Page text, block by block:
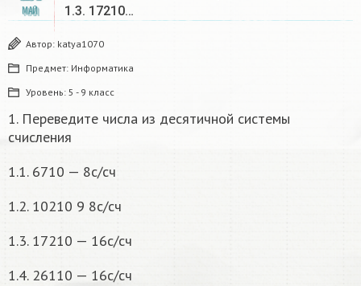
МАЙ
1.3. 17210…
Автор: katya1070
Предмет: Информатика
Уровень: 5 - 9 класс
1. Переведите числа из десятичной системы
счисления
1.1. 6710 — 8c/сч
1.2. 10210 9 8c/сч
1.3. 17210 — 16c/сч
1.4. 26110 — 16c/сч